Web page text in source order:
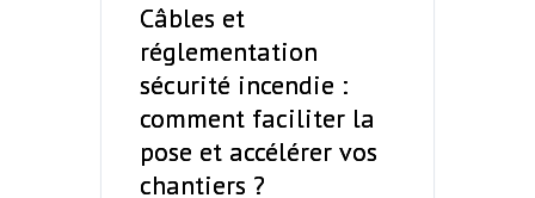
Câbles et
réglementation
sécurité incendie :
comment faciliter la
pose et accélérer vos
chantiers ?